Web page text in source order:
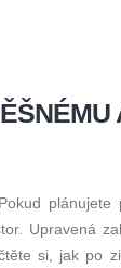
plánujete
Upravená
si, jak po